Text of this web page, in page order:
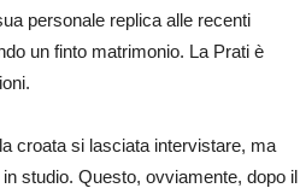
personale replica alle recenti
un finto matrimonio. La Prati è
croata si lasciata intervistare, ma
studio. Questo, ovviamente, dopo il